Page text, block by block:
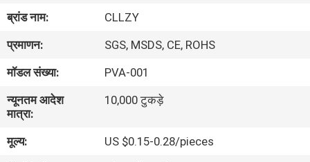
हमारे
बारे
कारखाने
दौरा
ब्रांड नाम:
CLLZY
प्रमाणन:
SGS, MSDS, CE, ROHS
मॉडल संख्या:
PVA-001
न्यूनतम आदेश
मात्रा:
10,000 टुकड़े
मूल्य:
US $0.15-0.28/pieces